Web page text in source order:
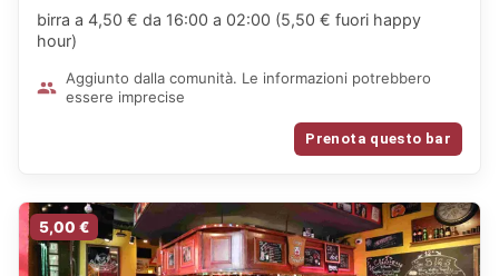
birra a 4,50 € da 16:00 a 02:00 (5,50 € fuori happy
hour)
Aggiunto dalla comunità. Le informazioni potrebbero
essere imprecise
Prenota questo bar
5,00 €